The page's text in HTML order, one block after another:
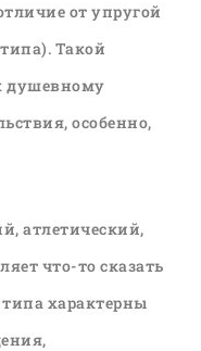
от упругой
Такой
душевному
особенно,
атлетический,
что-то сказать
типа характерны